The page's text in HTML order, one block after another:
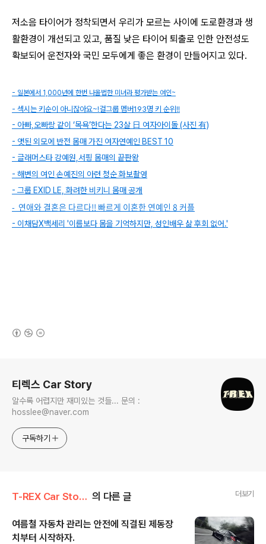
저소음 타이어가 정착되면서 우리가 모르는 사이에 도로환경과 생
활환경이 개선되고 있고, 품질 낮은 타이어 퇴출로 인한 안전성도
확보되어 운전자와 국민 모두에게 좋은 환경이 만들어지고 있다.
- 일본에서 1,000년에 한번 나올법한 미녀라 평가받는 여인~
- 섹시는 키순이 아니잖아요~!걸그룹 멤버193명 키 순위!!
- 아빠,오빠랑 같이 ‘목욕’한다는 23살 日 여자아이돌 (사진 有)
- 앳된 외모에 반전 몸매 가진 여자연예인 BEST 10
- 글래머스타 강예원,서핑 몸매의 끝판왕
- 해변의 여인 손예진의 아련 청순 화보촬영
- 그룹 EXID LE, 화려한 비키니 몸매 공개
- 연애와 결혼은 다르다!! 빠르게 이혼한 연예인 8 커플
- 이채담X백세리 '이름보다 몸을 기억하지만, 성인배우 삶 후회 없어.'
티렉스 Car Story
알수록 어렵지만 재미있는 것들... 문의 :
hosslee@naver.com
구독하기
T-REX Car Story/Car 정보&상식 의 다른 글 더보기
여름철 자동차 관리는 안전에 직결된 제동장
치부터 시작하자.